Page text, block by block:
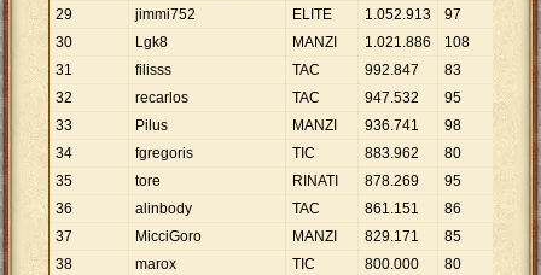
29
jimmi752 ELITE 1.052.913 97
30
Lgk8 MANZI 1.021.886 108
31
filisss TAC 992.847 83
32
recarlos TAC 947.532 95
33
Pilus MANZI 936.741 98 9
34
fgregoris TIC 883.962 80
35
tore RINATI 878.269 95 9
36
alinbody TAC 861.151 86 10
37
MicciGoro MANZI 829.171 85
38
marox TIC 800.000 80 10